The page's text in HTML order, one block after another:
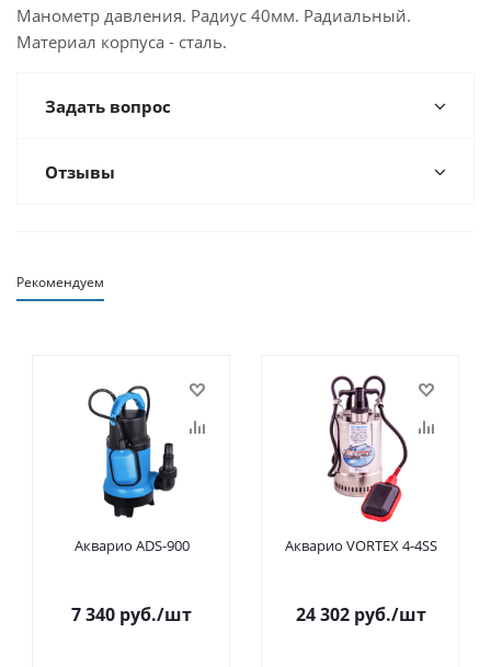
Манометр давления. Радиус 40мм. Радиальный.
Материал корпуса - сталь.
Задать вопрос
Отзывы
Рекомендуем
Акварио ADS-900
7 340 руб./шт
Акварио VORTEX 4-4SS
24 302руб./шт